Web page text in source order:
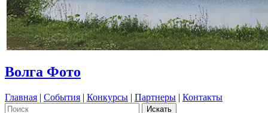
Волга Фото
Главная | События | Конкурсы | Партнеры | Контакты